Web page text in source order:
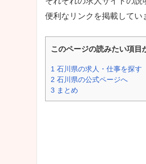
便利なリンクを掲載してい
このページの読みたい項目
1 石川県の求人・仕事を探す
2 石川県の公式ページへ
3 まとめ